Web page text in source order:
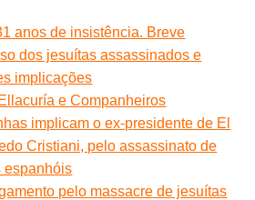
anos de insistência. Breve
dos jesuítas assassinados e
implicações
e Companheiros
implicam o ex-presidente de El
Cristiani, pelo assassinato de
espanhóis
pelo massacre de jesuítas